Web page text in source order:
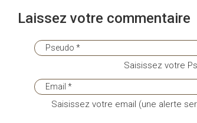
Laissez votre commentaire
Saisissez votre
Saisissez votre email (une alerte